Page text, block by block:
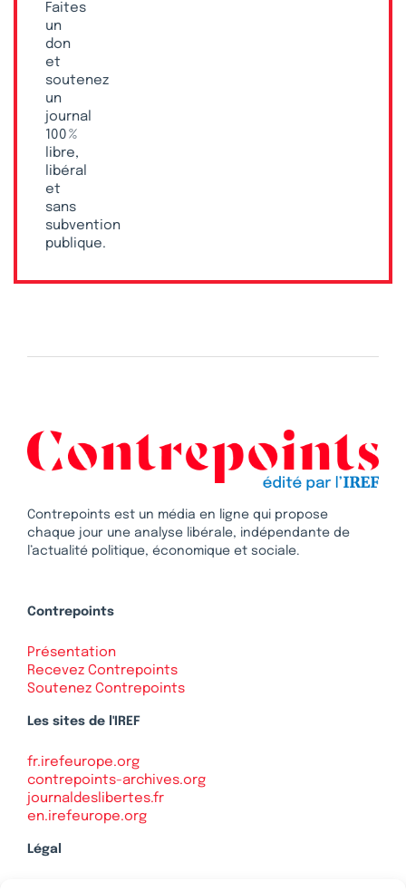
Faites
un
don
et
soutenez
un
journal
100 %
libre,
libéral
et
sans
subvention
publique.
Contrepoints est un média en ligne qui propose
chaque jour une analyse libérale, indépendante de
l’actualité politique, économique et sociale.
Contrepoints
Présentation
Recevez Contrepoints
Soutenez Contrepoints
Les sites de l'IREF
fr.irefeurope.org
contrepoints-archives.org
journaldeslibertes.fr
en.irefeurope.org
Légal